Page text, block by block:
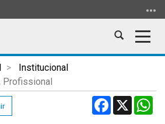
Abrir
Institucional
Profissional
Facebook
X